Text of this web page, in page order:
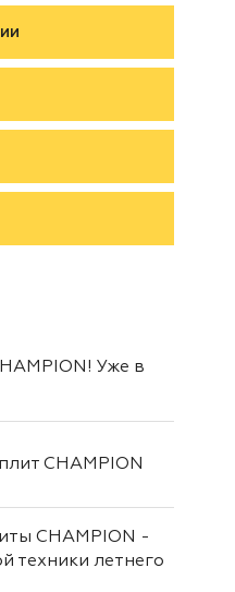
Уже в
CHAMPION
CHAMPION -
техники летнего